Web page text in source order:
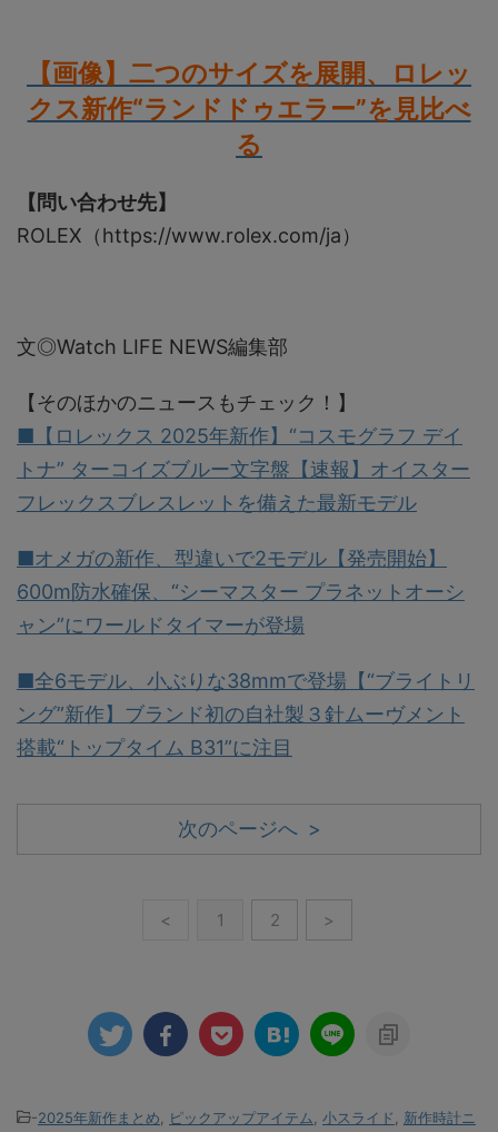
【画像】二つのサイズを展開、ロレッ
クス新作“ランドドゥエラー”を見比べ
る
【問い合わせ先】
ROLEX（https://www.rolex.com/ja）
文◎Watch LIFE NEWS編集部
【そのほかのニュースもチェック！】
■【ロレックス 2025年新作】“コスモグラフ デイ
トナ” ターコイズブルー文字盤【速報】オイスター
フレックスブレスレットを備えた最新モデル
■オメガの新作、型違いで2モデル【発売開始】
600m防水確保、“シーマスター プラネットオーシ
ャン”にワールドタイマーが登場
■全6モデル、小ぶりな38mmで登場【“ブライトリ
ング”新作】ブランド初の自社製３針ムーヴメント
搭載“トップタイム B31”に注目
次のページへ >
< 1 2 >
-2025年新作まとめ ピックアップアイテム 小スライド 新作時計ニ